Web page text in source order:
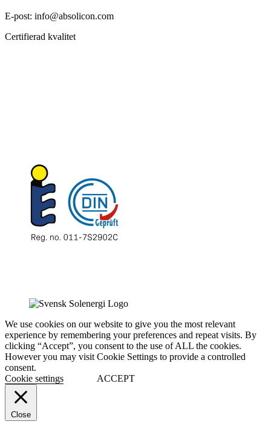
E-post: info@absolicon.com
Certifierad kvalitet
We use cookies on our website to give you the most relevant
experience by remembering your preferences and repeat visits. By
clicking “Accept”, you consent to the use of ALL the cookies.
However you may visit Cookie Settings to provide a controlled
consent.
Cookie settings
ACCEPT
Close